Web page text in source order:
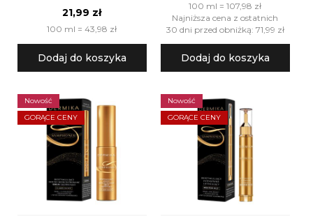
21,99 zł
100 ml = 43,98 zł
Dodaj do koszyka
100 ml = 107,98 zł
Najniższa cena z ostatnich
30 dni przed obniżką: 71,99 zł
Dodaj do koszyka
Nowość
GORĄCE CENY
Nowość
GORĄCE CENY